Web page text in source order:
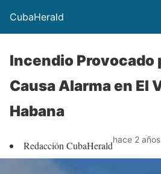
CubaHerald
Incendio Provocado
Causa Alarma en El
Habana
Redacción CubaHeraldhace 2 años